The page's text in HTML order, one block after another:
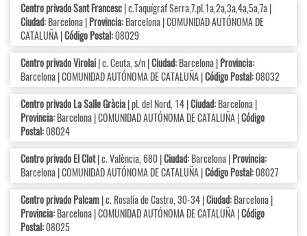
Centro privado Sant Francesc| c.Taquígraf Serra,7.pl.1a,2a,3a,4a,5a,7a |
Ciudad:Barcelona |Provincia:Barcelona | COMUNIDAD AUTÓNOMA DE
CATALUÑA |Código Postal:08029
Centro privado Virolai| c. Ceuta, s/n |Ciudad:Barcelona |Provincia:
Barcelona | COMUNIDAD AUTÓNOMA DE CATALUÑA |Código Postal:08032
Centro privado La Salle Gràcia| pl. del Nord, 14 |Ciudad:Barcelona |
Provincia:Barcelona | COMUNIDAD AUTÓNOMA DE CATALUÑA |Código
Postal:08024
Centro privado El Clot| c. València, 680 |Ciudad:Barcelona |Provincia:
Barcelona | COMUNIDAD AUTÓNOMA DE CATALUÑA |Código Postal:08027
Centro privado Palcam| c. Rosalía de Castro, 30-34 |Ciudad:Barcelona |
Provincia:Barcelona | COMUNIDAD AUTÓNOMA DE CATALUÑA |Código
Postal:08025